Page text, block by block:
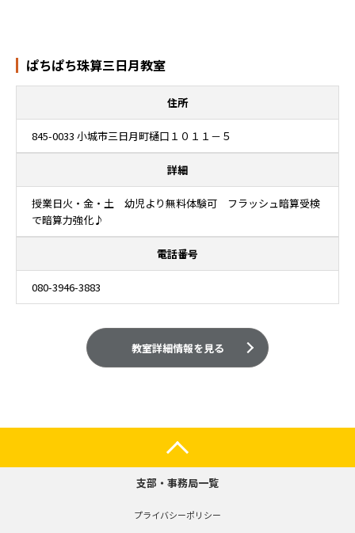
ぱちぱち珠算三日月教室
住所
845-0033 小城市三日月町樋口１０１１－５
詳細
授業日火・金・土 幼児より無料体験可 フラッシュ暗算受検
で暗算力強化♪
電話番号
080-3946-3883
教室詳細情報を見る
支部・事務局一覧
プライバシーポリシー